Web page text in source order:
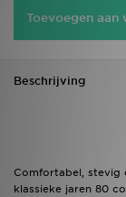
Toevoegen aan
Beschrijving
Comfortabel, stevig
klassieke jaren 80